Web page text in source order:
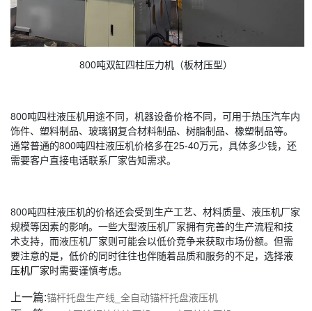
800吨双缸四柱压力机（板材压型）
800吨四柱液压机用途不同，机器设备价格不同，可用于热压汽车内
饰件、塑料制品、玻璃钢复合材料制品、树脂制品、橡塑制品等。
通常普通的800吨四柱液压机价格多在25-40万元，具体多少钱，还
需要客户直接电话联系厂家告知需求。
800吨四柱液压机的价格还会受到生产工艺、材料质量、液压机厂家
规模等因素的影响。一些大型液压机厂家拥有完善的生产流程和技
术支持，而液压机厂家则可能会以低价竞争来获取市场份额。但需
要注意的是，低价的同时往往也伴随着品质和服务的不足，选择液
压机厂家时需要谨慎考虑。
上一篇:锚杆托盘生产线_全自动锚杆托盘液压机